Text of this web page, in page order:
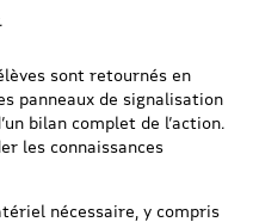
sont retournés en
panneaux de signalisation
bilan complet de l’action.
les connaissances
nécessaire, y compris